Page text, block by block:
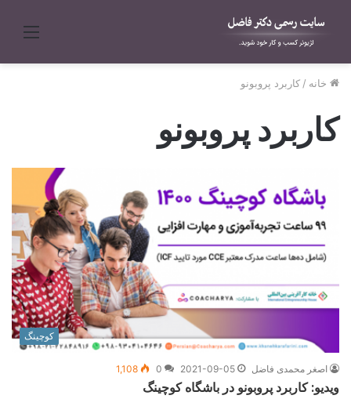
منو
خانه / کاربرد پروبونو
کاربرد پروبونو
کوچینگ
اصغر محمدی فاضل 2021-09-05
0
1,108
ویدیو: کاربرد پروبونو در باشگاه کوچینگ